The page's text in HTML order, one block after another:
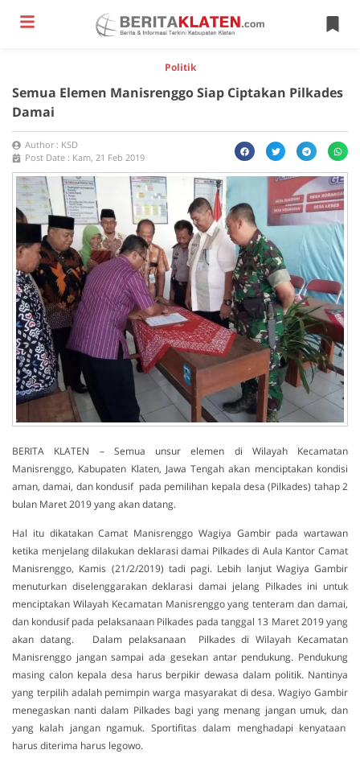
Politik
Semua Elemen Manisrenggo Siap Ciptakan Pilkades
Damai
Author : KSD
Post Date : Kam, 21 Feb 2019
BERITA KLATEN – Semua unsur elemen di Wilayah Kecamatan
Manisrenggo, Kabupaten Klaten, Jawa Tengah akan menciptakan kondisi
aman, damai, dan kondusif pada pemilihan kepala desa (Pilkades) tahap 2
bulan Maret 2019 yang akan datang.
Hal itu dikatakan Camat Manisrenggo Wagiya Gambir pada wartawan
ketika menjelang dilakukan deklarasi damai Pilkades di Aula Kantor Camat
Manisrenggo, Kamis (21/2/2019) tadi pagi. Lebih lanjut Wagiya Gambir
menuturkan diselenggarakan deklarasi damai jelang Pilkades ini untuk
menciptakan Wilayah Kecamatan Manisrenggo yang tenteram dan damai,
dan kondusif pada pelaksanaan Pilkades pada tanggal 13 Maret 2019 yang
akan datang. Dalam pelaksanaan Pilkades di Wilayah Kecamatan
Manisrenggo jangan sampai ada gesekan antar pendukung. Pendukung
masing calon kepala desa harus berpikir dewasa dalam politik. Nantinya
yang terpilih adalah pemimpin warga masyarakat di desa. Wagiyo Gambir
menegaskan nanti dalam Pilkades bagi yang menang jangan umuk, dan
yang kalah jangan ngamuk. Sportifitas dalam menghadapi kenyataan
harus diterima harus legowo.